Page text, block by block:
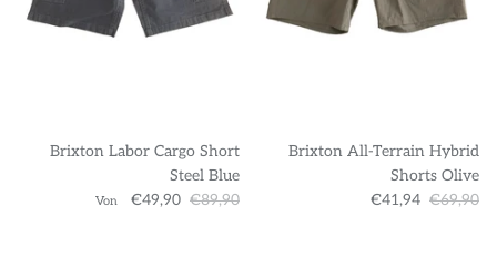
Brixton Labor Cargo Short
Steel Blue
Von €49,90 €89,90
Brixton All-Terrain Hybrid
Shorts Olive
€41,94 €69,90